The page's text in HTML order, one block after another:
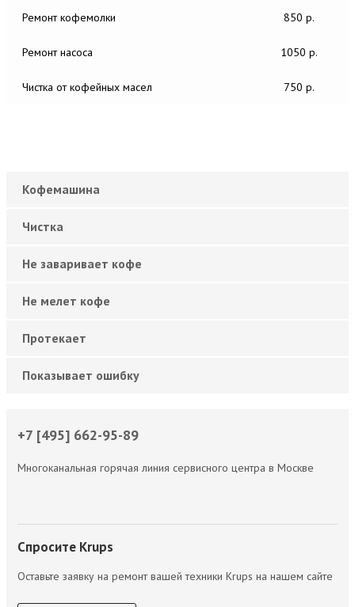
Ремонт кофемолки 850 р.
Ремонт насоса 1050 р.
Чистка от кофейных масел 750 р.
Кофемашина
Чистка
Не заваривает кофе
Не мелет кофе
Протекает
Показывает ошибку
+7 [495] 662-95-89
Многоканальная горячая линия сервисного центра в Москве
Спросите Krups
Оставьте заявку на ремонт вашей техники Krups на нашем сайте